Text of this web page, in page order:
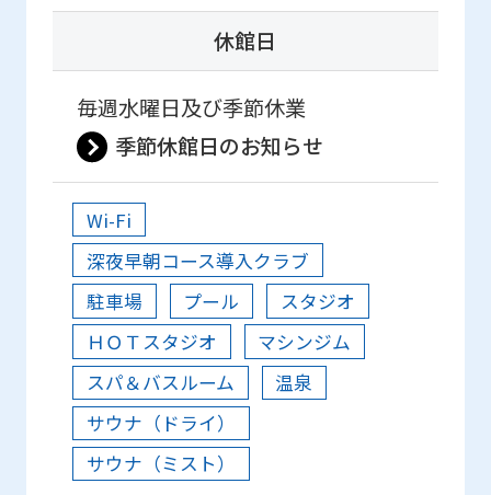
休館日
毎週水曜日及び季節休業
季節休館日のお知らせ
Wi-Fi
深夜早朝コース導入クラブ
駐車場
プール
スタジオ
ＨＯＴスタジオ
マシンジム
スパ＆バスルーム
温泉
サウナ（ドライ）
サウナ（ミスト）